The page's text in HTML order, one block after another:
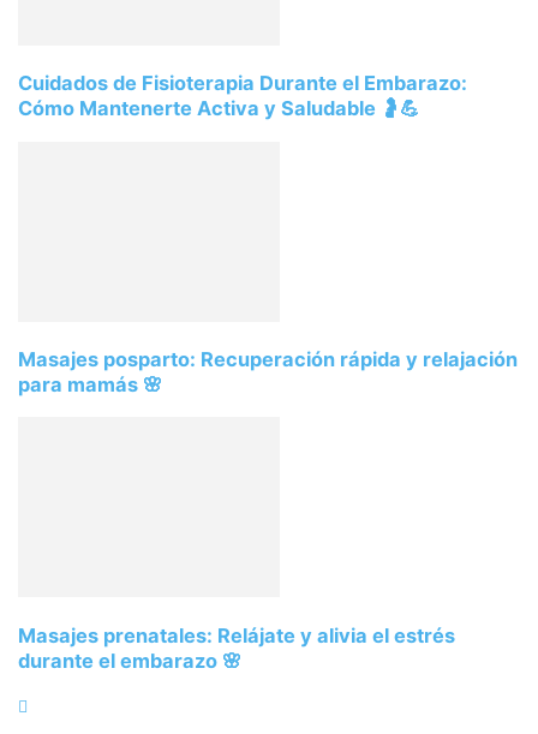
Cuidados de Fisioterapia Durante el Embarazo:
Cómo Mantenerte Activa y Saludable 🤰💪
Masajes posparto: Recuperación rápida y relajación
para mamás 🌸
Masajes prenatales: Relájate y alivia el estrés
durante el embarazo 🌸